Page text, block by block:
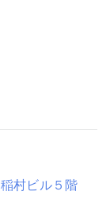
村ビル５階